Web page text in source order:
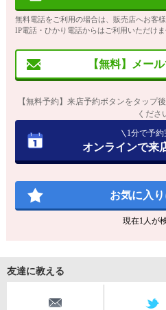
無料電話をご利用の場合は、販売店へお客
IP電話・ひかり電話からはご利用いただけま
【無料】メー
【無料予約】来店予約ボタンをタップ
くださ
1分で予約
オンラインで来
お気に入
現在1人が
友達に教える